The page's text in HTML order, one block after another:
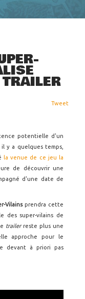
Tweet
potentielle d'un
il y a quelques temps,
la venue de ce jeu la
de découvrir une
d'une date de
Vilainsprendra cette
des super-vilains de
trailerreste plus une
approche pour le
devant à priori pas